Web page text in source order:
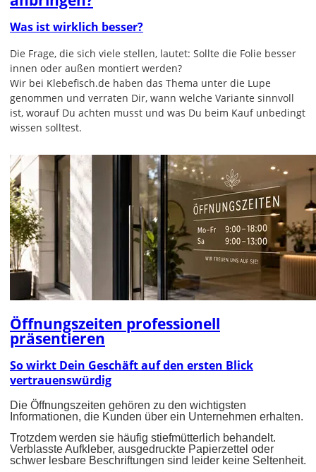
Was ist wirklich besser?
Die Frage, die sich viele stellen, lautet: Sollte die Folie besser
innen oder außen montiert werden?
Wir bei Klebefisch.de haben das Thema unter die Lupe
genommen und verraten Dir, wann welche Variante sinnvoll
ist, worauf Du achten musst und was Du beim Kauf unbedingt
wissen solltest.
Öffnungszeiten professionell
präsentieren
So wirkt Dein Geschäft auf den ersten Blick
vertrauenswürdig
Die Öffnungszeiten gehören zu den wichtigsten
Informationen, die Kunden über ein Unternehmen erhalten.
Trotzdem werden sie häufig stiefmütterlich behandelt.
Verblasste Aufkleber, ausgedruckte Papierzettel oder
schwer lesbare Beschriftungen sind leider keine Seltenheit.